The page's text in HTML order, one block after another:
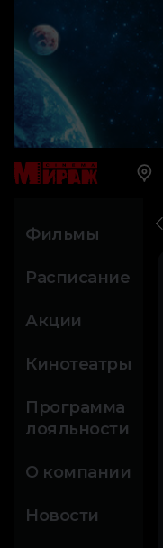
Фильмы
Расписание
Акции
Кинотеатры
Программа
лояльности
О компании
Новости